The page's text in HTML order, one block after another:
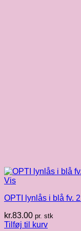
Vis
OPTI lynlås i blå fv.
kr.83.00 pr. stk
Tilføj til kurv